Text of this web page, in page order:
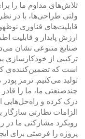
تلاش‌های مداوم ما را
ولتی طراحی‌ها، با در
قابلیت‌های فناوری
ارزش پایدار و قابلیت
صنایع متنوعی نشان
ترکیبی از
است که تضمین‌کننده‌ی
تولید می‌کنیم. ترمز
چندصنعتی ما، ما را
درک کرده و راه‌حل‌هایی
الزامات نظارتی سازگار
رویکرد مشارکتی ما در
پروژه را فرصتی برای